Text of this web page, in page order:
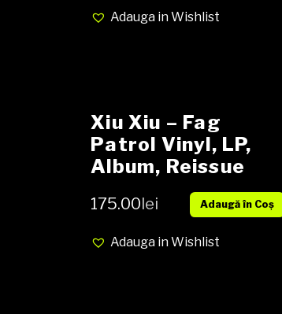
Adauga in Wishlist
Xiu Xiu – Fag
Patrol Vinyl, LP,
Album, Reissue
175.00lei Adaugă în Coș
Adauga in Wishlist